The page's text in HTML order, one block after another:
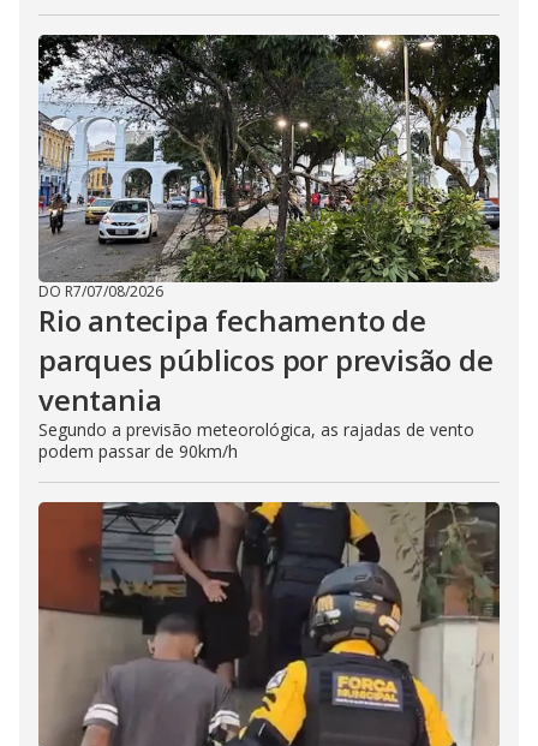
DO R7/07/08/2026
Rio antecipa fechamento de
parques públicos por previsão de
ventania
Segundo a previsão meteorológica, as rajadas de vento
podem passar de 90km/h